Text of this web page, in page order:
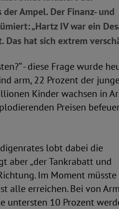
der Ampel. Der Finanz- und
„Hartz IV war ein
hat sich extrem
- diese Frage wurde
arm, 22 Prozent der
Kinder wachsen in
Preisen
lobt dabei die
aber „der Tankrabatt und
Im Moment
alle erreichen. Bei von
untersten 10 Prozent